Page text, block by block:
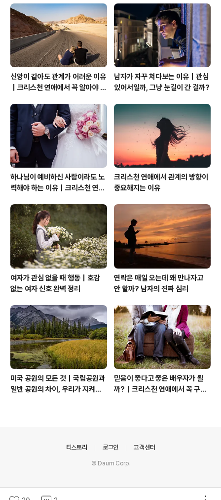
가 많습니다.심리학에서도 이별 후에는 애착 체계(Attach
ment System)가 다시 활성화되면서 이미 끝난 관계를
떠올리거나 재접촉을 시도하는 현상이 나타날 수 있다고
설명합니다. 이별 후 나타나..
신앙이 같아도 관계가 어려운 이유
｜크리스천 연애에서 꼭 알아야 할
남자가 자꾸 쳐다보는 이유｜관심
있어서일까, 그냥 눈길이 간 걸까?
하나님이 예비하신 사람이라도 노
력해야 하는 이유｜크리스천 연애
크리스천 연애에서 관계의 방향이
중요해지는 이유
여자가 관심 없을 때 행동｜호감
없는 여자 신호 완벽 정리
연락은 매일 오는데 왜 만나자고
안 할까? 남자의 진짜 심리
미국 공원의 모든 것｜국립공원과
일반 공원의 차이, 우리가 지켜야
믿음이 좋다고 좋은 배우자가 될
까?｜크리스천 연애에서 꼭 구별
티스토리 로그인 고객센터
© Daum Corp.